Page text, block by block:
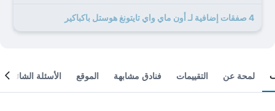
4 صفقات إضافية لـ أون ماي واي تايتونغ هوستل باكباكير
لمحة عن التقييمات فنادق مشابهة الموقع الأسئلة الشائعة